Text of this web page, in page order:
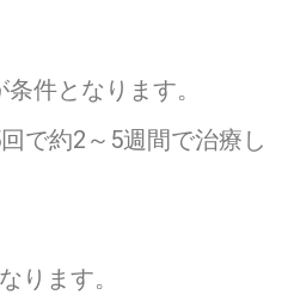
件となります。
約2～5週間で治療し
ます。